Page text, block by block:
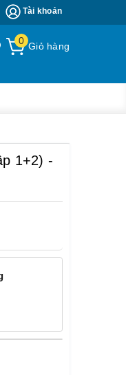
Tài khoản
Giỏ hàng
0
1+2) -